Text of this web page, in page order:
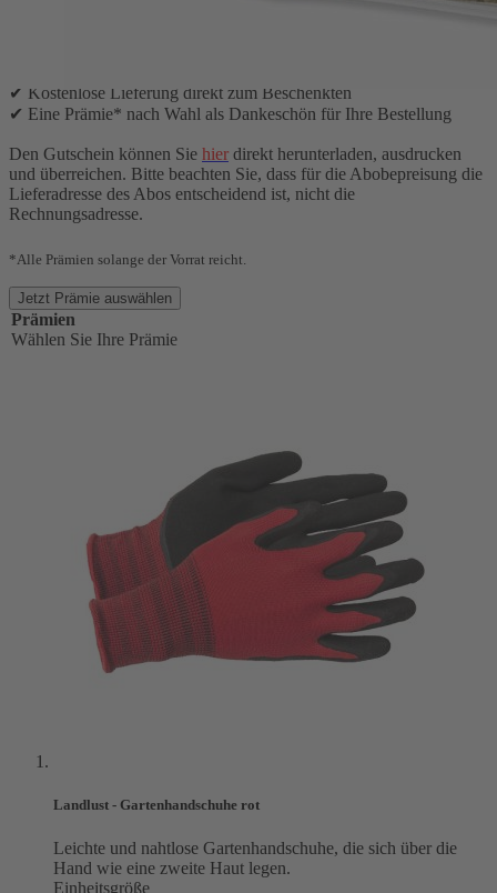
✔ Kostenlose Lieferung direkt zum Beschenkten
✔ Eine Prämie* nach Wahl als Dankeschön für Ihre Bestellung
Den Gutschein können Sie hier direkt herunterladen, ausdrucken
und überreichen. Bitte beachten Sie, dass für die Abobepreisung die
Lieferadresse des Abos entscheidend ist, nicht die
Rechnungsadresse.
*Alle Prämien solange der Vorrat reicht.
Jetzt Prämie auswählen
Prämien
Wählen Sie Ihre Prämie
Landlust - Gartenhandschuhe rot
Leichte und nahtlose Gartenhandschuhe, die sich über die
Hand wie eine zweite Haut legen.
Einheitsgröße